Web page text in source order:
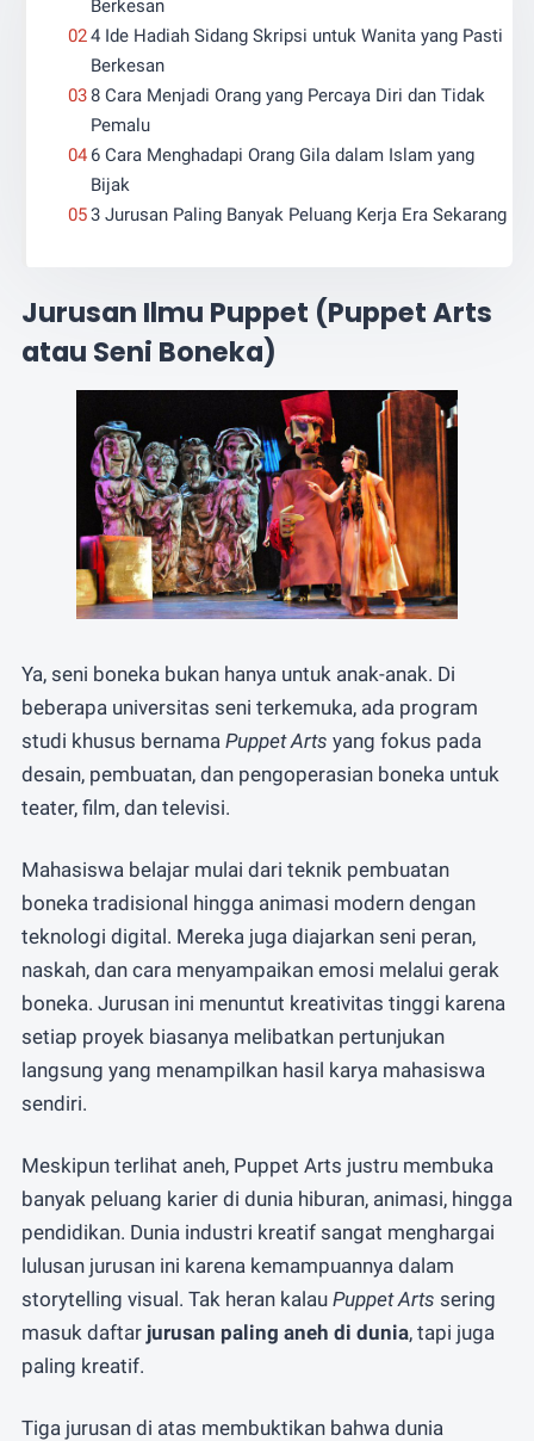
Berkesan
4 Ide Hadiah Sidang Skripsi untuk Wanita yang Pasti
Berkesan
8 Cara Menjadi Orang yang Percaya Diri dan Tidak
Pemalu
6 Cara Menghadapi Orang Gila dalam Islam yang
Bijak
3 Jurusan Paling Banyak Peluang Kerja Era Sekarang
Jurusan Ilmu Puppet (Puppet Arts
atau Seni Boneka)
Ya, seni boneka bukan hanya untuk anak-anak. Di
beberapa universitas seni terkemuka, ada program
studi khusus bernama Puppet Arts yang fokus pada
desain, pembuatan, dan pengoperasian boneka untuk
teater, film, dan televisi.
Mahasiswa belajar mulai dari teknik pembuatan
boneka tradisional hingga animasi modern dengan
teknologi digital. Mereka juga diajarkan seni peran,
naskah, dan cara menyampaikan emosi melalui gerak
boneka. Jurusan ini menuntut kreativitas tinggi karena
setiap proyek biasanya melibatkan pertunjukan
langsung yang menampilkan hasil karya mahasiswa
sendiri.
Meskipun terlihat aneh, Puppet Arts justru membuka
banyak peluang karier di dunia hiburan, animasi, hingga
pendidikan. Dunia industri kreatif sangat menghargai
lulusan jurusan ini karena kemampuannya dalam
storytelling visual. Tak heran kalau Puppet Arts sering
masuk daftar jurusan paling aneh di dunia, tapi juga
paling kreatif.
Tiga jurusan di atas membuktikan bahwa dunia